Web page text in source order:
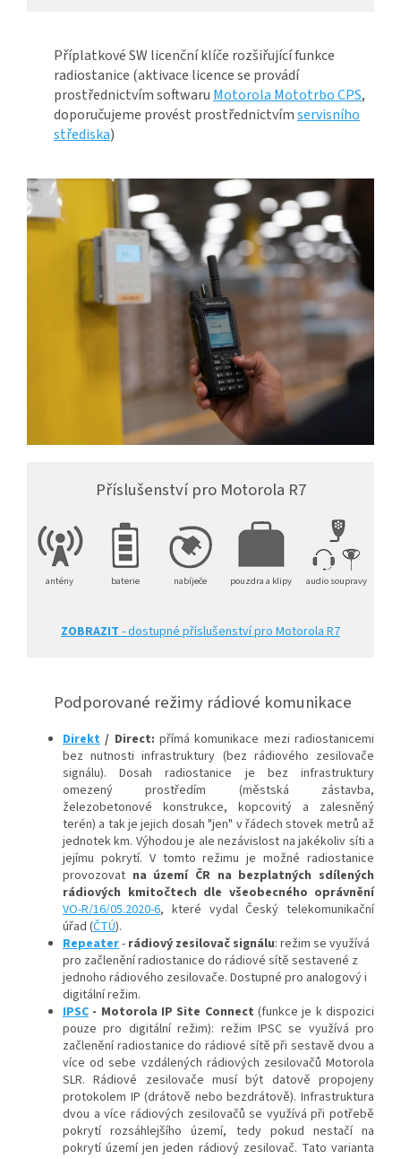
Příplatkové SW licenční klíče rozšiřující funkce
radiostanice (aktivace licence se provádí
prostřednictvím softwaru Motorola Mototrbo CPS,
doporučujeme provést prostřednictvímservisního
střediska)
Příslušenství pro Motorola R7
antény baterie nabíječe pouzdra a klipy audio soupravy
ZOBRAZIT- dostupné příslušenství pro Motorola R7
Podporované režimy rádiové komunikace
Direkt / Direct: přímá komunikace mezi radiostanicemi
bez nutnosti infrastruktury (bez rádiového zesilovače
signálu). Dosah radiostanice je bez infrastruktury
omezený prostředím (městská zástavba,
železobetonové konstrukce, kopcovitý a zalesněný
terén) a tak je jejich dosah "jen" v řádech stovek metrů až
jednotek km. Výhodou je ale nezávislost na jakékoliv síti a
jejímu pokrytí. V tomto režimu je možné radiostanice
provozovat na území ČR na bezplatných sdílených
rádiových kmitočtech dle všeobecného oprávnění
VO-R/16/05.2020-6, které vydal Český telekomunikační
úřad (ČTÚ).
Repeater- rádiový zesilovač signálu: režim se využívá
pro začlenění radiostanice do rádiové sítě sestavené z
jednoho rádiového zesilovače. Dostupné pro analogový i
digitální režim.
IPSC - Motorola IP Site Connect (funkce je k dispozici
pouze pro digitální režim): režim IPSC se využívá pro
začlenění radiostanice do rádiové sítě při sestavě dvou a
více od sebe vzdálených rádiových zesilovačů Motorola
SLR. Rádiové zesilovače musí být datově propojeny
protokolem IP (drátově nebo bezdrátově). Infrastruktura
dvou a více rádiových zesilovačů se využívá při potřebě
pokrytí rozsáhlejšího území, tedy pokud nestačí na
pokrytí území jen jeden rádiový zesilovač. Tato varianta